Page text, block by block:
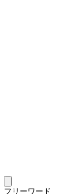
フリーワード